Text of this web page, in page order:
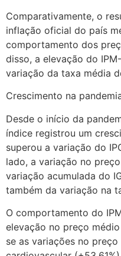
Comparativamente, o
inflação oficial do país
comportamento dos
disso, a elevação do
variação da taxa média
Crescimento na
Desde o início da
índice registrou um
superou a variação do
lado, a variação no
variação acumulada do
também da variação na
O comportamento do
elevação no preço
se as variações no